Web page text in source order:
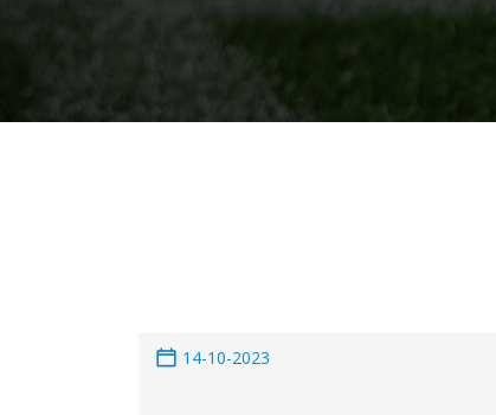
14-10-2023